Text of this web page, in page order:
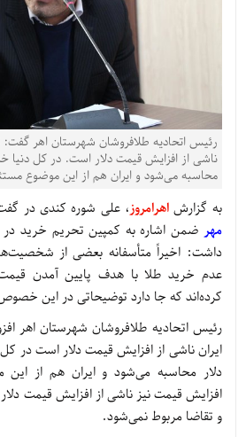
رئیس اتحادیه طلافروشان شهرستان اهر گفت:
ناشی از افزایش قیمت دلار است. در کل دنیا
محاسبه می‌شود و ایران هم از این موضوع
به گزارش اهرامروز، علی شوره کندی در
مهر ضمن اشاره به کمپین تحریم خرید در
داشت: اخیراً متأسفانه بعضی از
عدم خرید طلا با هدف پایین آمدن
کرده‌اند که جا دارد توضیحاتی در این
رئیس اتحادیه طلافروشان شهرستان اهر
ایران ناشی از افزایش قیمت دلار است در
دلار محاسبه می‌شود و ایران هم از
افزایش قیمت نیز ناشی از افزایش قیمت
و تقاضا مربوط نمی‌شود.